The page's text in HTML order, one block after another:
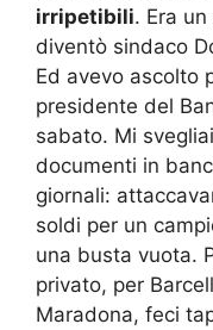
irripetibili. Era
diventò sindaco
Ed avevo ascolto
presidente del
sabato. Mi
documenti in
giornali:
soldi per un
una busta vuota.
privato, per
Maradona, feci